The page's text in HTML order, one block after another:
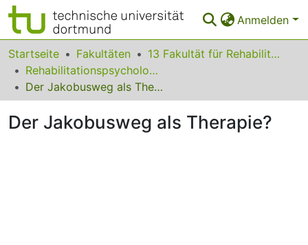
Anmelden
Bereiche & Sammlungen
Das gesamte Repositorium
Startseite Fakultäten
13 Fakultät für Rehabilitationswissenschaften
Rehabilitationspsychologie
Der Jakobusweg als Therapie?
Der Jakobusweg als Therapie?